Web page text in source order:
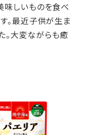
味しいものを食べ
。最近子供が生ま
。大変ながらも癒